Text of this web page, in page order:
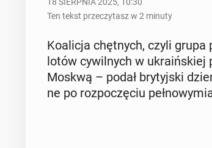
Ten tekst przeczytasz w 2 minuty
Ko­ali­cja chęt­nych, czyli
lotów cy­wil­nych w
Moskwą – podał bry­tyj­ski
ne po roz­po­czę­ciu